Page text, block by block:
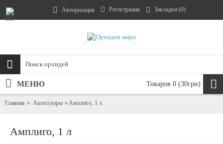
Авторизация Регистрация Закладки (0)
Товаров 0 (30грн)
МЕНЮ
Главная Аксессуары Амплиго, 1 л
Амплиго, 1 л